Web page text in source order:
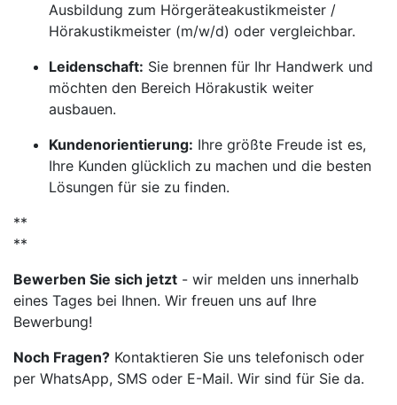
Ausbildung zum Hörgeräteakustikmeister /
Hörakustikmeister (m/w/d) oder vergleichbar.
Leidenschaft: Sie brennen für Ihr Handwerk und
möchten den Bereich Hörakustik weiter
ausbauen.
Kundenorientierung: Ihre größte Freude ist es,
Ihre Kunden glücklich zu machen und die besten
Lösungen für sie zu finden.
**
**
Bewerben Sie sich jetzt - wir melden uns innerhalb
eines Tages bei Ihnen. Wir freuen uns auf Ihre
Bewerbung!
Noch Fragen? Kontaktieren Sie uns telefonisch oder
per WhatsApp, SMS oder E-Mail. Wir sind für Sie da.